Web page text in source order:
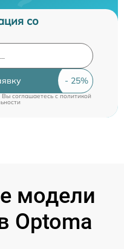
со
Вы соглашаетесь cполитикой
модели
Optoma